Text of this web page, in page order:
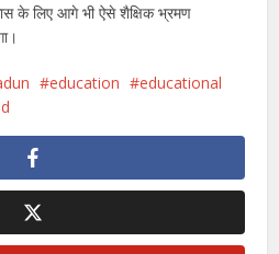
के लिए आगे भी ऐसे शैक्षिक भ्रमण
education
educational